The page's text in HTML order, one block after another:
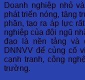
Doanh nghiệp nhỏ
phát triển nóng, tăng
phần, tạo ra áp lực
nghiệp của đội ngũ
đạo là nền tảng và
DNNVV để củng cố
cạnh tranh, công
trường.